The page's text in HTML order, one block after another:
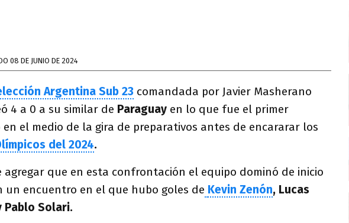
08 DE JUNIO DE 2024
Argentina Sub 23 comandada por Javier Masherano
4 a 0 a su similar de Paraguay en lo que fue el primer
en el medio de la gira de preparativos antes de encararar los
del 2024.
agregar que en esta confrontación el equipo dominó de inicio
un encuentro en el que hubo goles de Kevin Zenón, Lucas
Pablo Solari.